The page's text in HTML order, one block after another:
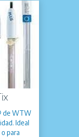
de WTW
Ideal
para